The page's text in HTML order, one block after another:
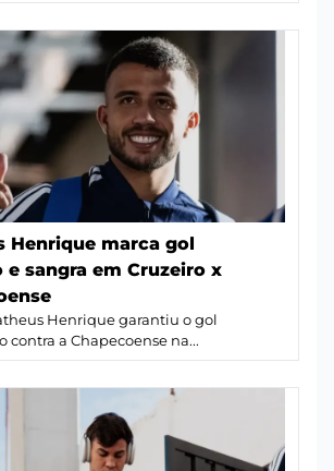
Henrique marca gol
e sangra em Cruzeiro x
Henrique garantiu o gol
contra a Chapecoense na...